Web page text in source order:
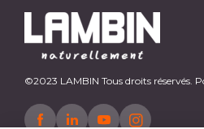
©2023 LAMBIN Tous droits réservés.